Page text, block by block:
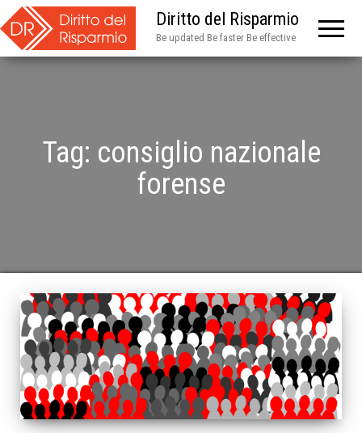
Diritto del Risparmio
Be updated Be faster Be effective
Tag: consiglio nazionale
forense